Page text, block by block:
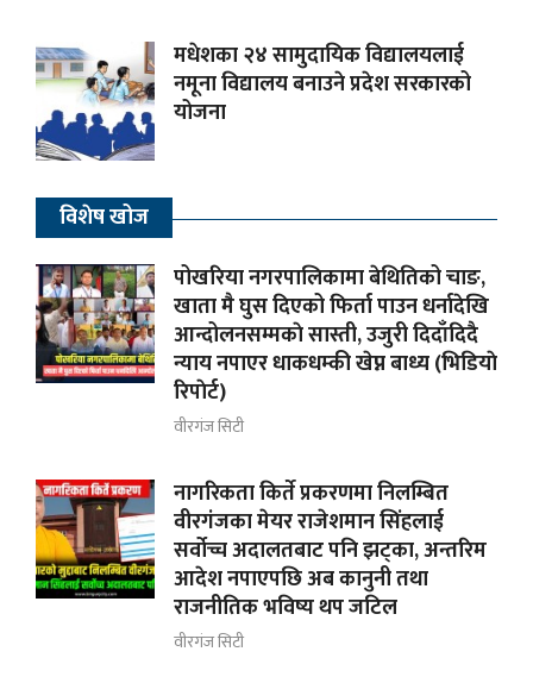
मधेशका २४ सामुदायिक विद्यालयलाई
नमूना विद्यालय बनाउने प्रदेश सरकारको
योजना
विशेष खोज
पोखरिया नगरपालिकामा बेथितिको चाङ,
खाता मै घुस दिएको फिर्ता पाउन धर्नादेखि
आन्दोलनसम्मकाे सास्ती, उजुरी दिदाँदिदै
न्याय नपाएर धाकधम्की खेप्न बाध्य (भिडियाे
रिपाेर्ट)
वीरगंज सिटी
नागरिकता किर्ते प्रकरणमा निलम्बित
वीरगंजका मेयर राजेशमान सिंहलाई
सर्वोच्च अदालतबाट पनि झट्का, अन्तरिम
आदेश नपाएपछि अब कानुनी तथा
राजनीतिक भविष्य थप जटिल
वीरगंज सिटी